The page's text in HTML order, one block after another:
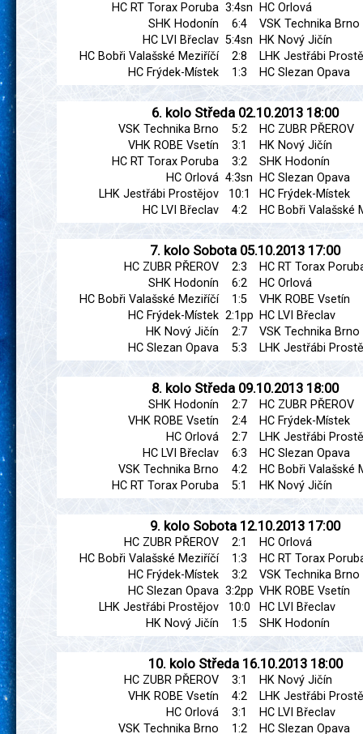
HC RT Torax Poruba 3:4sn
HC Orlová
SHK Hodonín
6:4
VSK Technika Brno
HC LVI Břeclav 5:4sn
HK Nový Jičín
HC Bobři Valašské Meziříčí
2:8
LHK Jestřábi
HC Frýdek-Místek
1:3 HC Slezan Opava
6. kolo Středa 02.10.2013 18:00
VSK Technika Brno 5:2
HC ZUBR PŘEROV
VHK ROBE Vsetín
3:1
HK Nový Jičín
HC RT Torax Poruba
3:2
SHK Hodonín
HC Orlová 4:3sn
HC Slezan Opava
LHK Jestřábi Prostějov
10:1
HC Frýdek-Místek
HC LVI Břeclav
4:2 HC Bobři Valašské
7. kolo Sobota 05.10.2013 17:00
HC ZUBR PŘEROV 2:3
HC RT Torax
SHK Hodonín
6:2
HC Orlová
HC Bobři Valašské Meziříčí
1:5
VHK ROBE Vsetín
HC Frýdek-Místek 2:1pp HC LVI Břeclav
HK Nový Jičín
2:7
VSK Technika Brno
HC Slezan Opava
5:3 LHK Jestřábi
8. kolo Středa 09.10.2013 18:00
SHK Hodonín 2:7
HC ZUBR PŘEROV
VHK ROBE Vsetín
2:4
HC Frýdek-Místek
HC Orlová
2:7
LHK Jestřábi
HC LVI Břeclav
6:3
HC Slezan Opava
VSK Technika Brno
4:2
HC Bobři Valašské
HC RT Torax Poruba
5:1 HK Nový Jičín
9. kolo Sobota 12.10.2013 17:00
HC ZUBR PŘEROV 2:1
HC Orlová
HC Bobři Valašské Meziříčí
1:3
HC RT Torax
HC Frýdek-Místek
3:2
VSK Technika Brno
HC Slezan Opava 3:2pp VHK ROBE Vsetín
LHK Jestřábi Prostějov
10:0
HC LVI Břeclav
HK Nový Jičín
1:5 SHK Hodonín
10. kolo Středa 16.10.2013 18:00
HC ZUBR PŘEROV 3:1
HK Nový Jičín
VHK ROBE Vsetín
4:2
LHK Jestřábi
HC Orlová
3:1
HC LVI Břeclav
VSK Technika Brno
1:2
HC Slezan Opava